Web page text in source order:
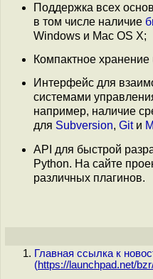
Поддержка всех
в том числе наличие
Windows и Mac OS X;
Компактное хранение
Интерфейс для
системами
например, наличие
для Subversion, Gitи
API для быстрой
Python. На сайте
различных плагинов.
Главная ссылка к
(https://launchpad.net/